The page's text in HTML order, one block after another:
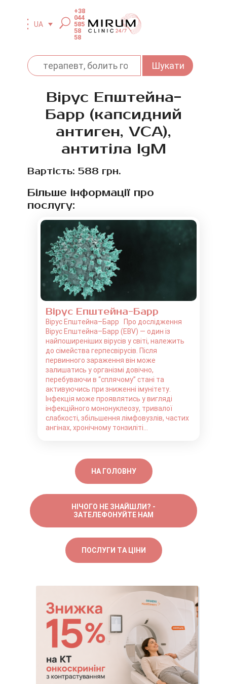
UA
+38
044
585
58
58
Вірус Епштейна-
Барр (капсидний
антиген, VCA),
антитіла IgM
Вартість: 588 грн.
Більше інформації про
послугу:
Вірус Епштейна-Барр
Вірус Епштейна–Барр Про дослідження
Вірус Епштейна–Барр (EBV) — один із
найпоширеніших вірусів у світі, належить
до сімейства герпесвірусів. Після
первинного зараження він може
залишатись у організмі довічно,
перебуваючи в “сплячому” стані та
активуючись при зниженні імунітету.
Інфекція може проявлятись у вигляді
інфекційного мононуклеозу, тривалої
слабкості, збільшення лімфовузлів, частих
ангінах, хронічному тонзиліті...
НА ГОЛОВНУ
НІЧОГО НЕ ЗНАЙШЛИ? -
ЗАТЕЛЕФОНУЙТЕ НАМ
ПОСЛУГИ ТА ЦІНИ